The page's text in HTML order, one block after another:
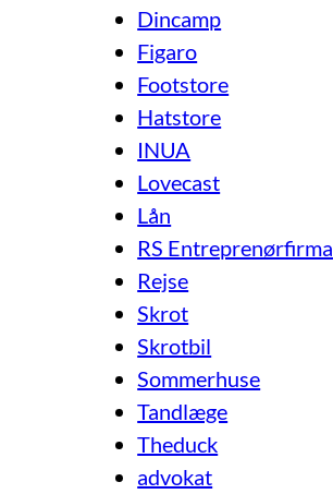
Dincamp
Figaro
Footstore
Hatstore
INUA
Lovecast
Lån
RS Entreprenørfirma
Rejse
Skrot
Skrotbil
Sommerhuse
Tandlæge
Theduck
advokat